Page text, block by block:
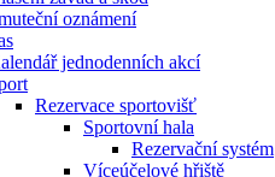
oznámení
jednodenních akcí
Rezervace sportovišť
Sportovní hala
Rezervační systém
Víceúčelové hřiště